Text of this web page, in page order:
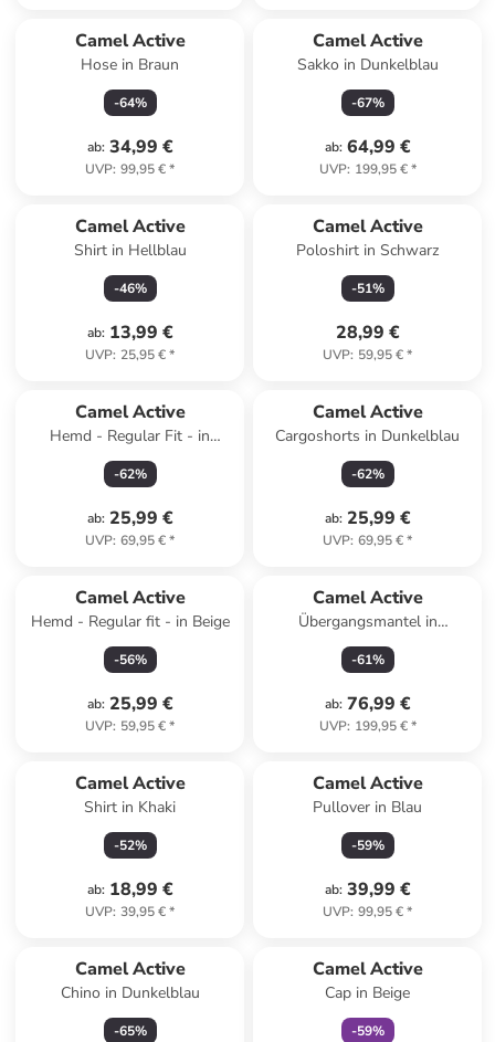
Camel Active
Hose in Braun
-64%
ab: 34,99 €
UVP: 99,95 €*
Camel Active
Sakko in Dunkelblau
-67%
ab: 64,99 €
UVP: 199,95 €*
Camel Active
Shirt in Hellblau
-46%
ab: 13,99 €
UVP: 25,95 €*
Camel Active
Poloshirt in Schwarz
-51%
28,99 €
UVP: 59,95 €*
Camel Active
Hemd - Regular Fit - in
Hellblau/ Weiß
-62%
ab: 25,99 €
UVP: 69,95 €*
Camel Active
Cargoshorts in Dunkelblau
-62%
ab: 25,99 €
UVP: 69,95 €*
Camel Active
Hemd - Regular fit - in Beige
-56%
ab: 25,99 €
UVP: 59,95 €*
Camel Active
Übergangsmantel in
Dunkelblau
-61%
ab: 76,99 €
UVP: 199,95 €*
Camel Active
Shirt in Khaki
-52%
ab: 18,99 €
UVP: 39,95 €*
Camel Active
Pullover in Blau
-59%
ab: 39,99 €
UVP: 99,95 €*
Camel Active
Chino in Dunkelblau
-65%
Camel Active
Cap in Beige
-59%